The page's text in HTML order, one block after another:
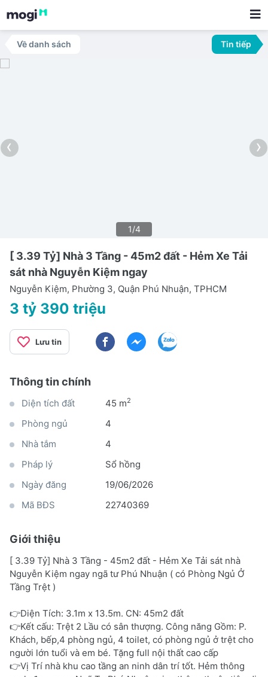
Về danh sách Tin tiếp
‹ ›
1/4
[ 3.39 Tỷ] Nhà 3 Tầng - 45m2 đất - Hẻm Xe Tải
sát nhà Nguyễn Kiệm ngay
Nguyễn Kiệm, Phường 3, Quận Phú Nhuận, TPHCM
3 tỷ 390 triệu
Lưu tin
Thông tin chính
Diện tích đất 45 m2
Phòng ngủ
4
Nhà tắm
4
Pháp lý
Sổ hồng
Ngày đăng
19/06/2026
Mã BĐS
22740369
Giới thiệu
[ 3.39 Tỷ] Nhà 3 Tầng - 45m2 đất - Hẻm Xe Tải sát nhà
Nguyễn Kiệm ngay ngã tư Phú Nhuận ( có Phòng Ngủ Ở
Tầng Trệt )
👉Diện Tích: 3.1m x 13.5m. CN: 45m2 đất
👉Kết cấu: Trệt 2 Lầu có sân thượng. Công năng Gồm: P.
Khách, bếp,4 phòng ngủ, 4 toilet, có phòng ngủ ở trệt cho
người lớn tuổi và em bé. Tặng full nội thất cao cấp
👉Vị Trí nhà khu cao tầng an ninh dân trí tốt. Hẻm thông